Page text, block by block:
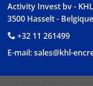
Activity Invest bv -
3500 Hasselt -
+32 11 261499
E-mail:sales@khl-